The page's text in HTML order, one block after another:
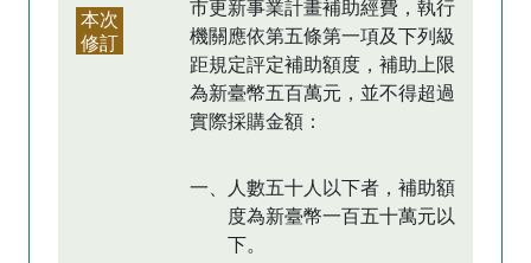
本次
修訂
市更新事業計畫補助經費，執行
機關應依第五條第一項及下列級
距規定評定補助額度，補助上限
為新臺幣五百萬元，並不得超過
實際採購金額：
一、人數五十人以下者，補助額
度為新臺幣一百五十萬元以
下。